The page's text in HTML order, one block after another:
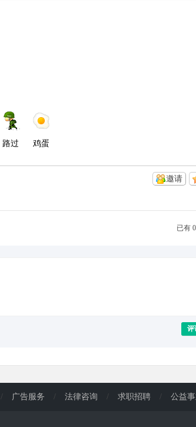
路过 鸡蛋
邀请
已有
评
/ 广告服务 / 法律咨询 / 求职招聘 / 公益